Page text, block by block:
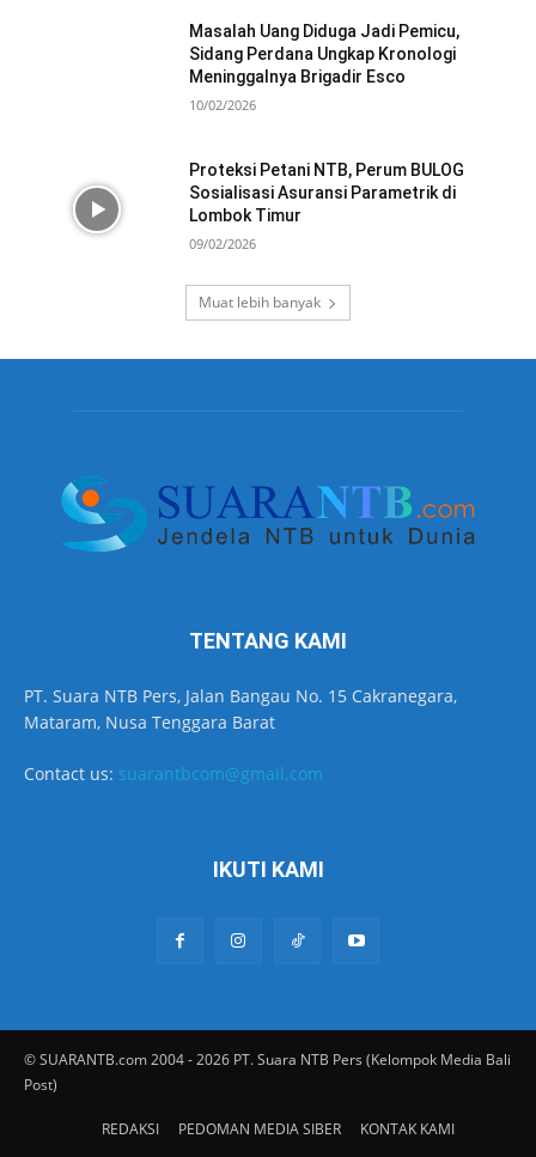
Masalah Uang Diduga Jadi Pemicu,
Sidang Perdana Ungkap Kronologi
Meninggalnya Brigadir Esco
10/02/2026
Proteksi Petani NTB, Perum BULOG
Sosialisasi Asuransi Parametrik di
Lombok Timur
09/02/2026
Muat lebih banyak
TENTANG KAMI
PT. Suara NTB Pers, Jalan Bangau No. 15 Cakranegara,
Mataram, Nusa Tenggara Barat
Contact us: suarantbcom@gmail.com
IKUTI KAMI
© SUARANTB.com 2004 - 2026 PT. Suara NTB Pers (Kelompok Media Bali
Post)
REDAKSI PEDOMAN MEDIA SIBER KONTAK KAMI